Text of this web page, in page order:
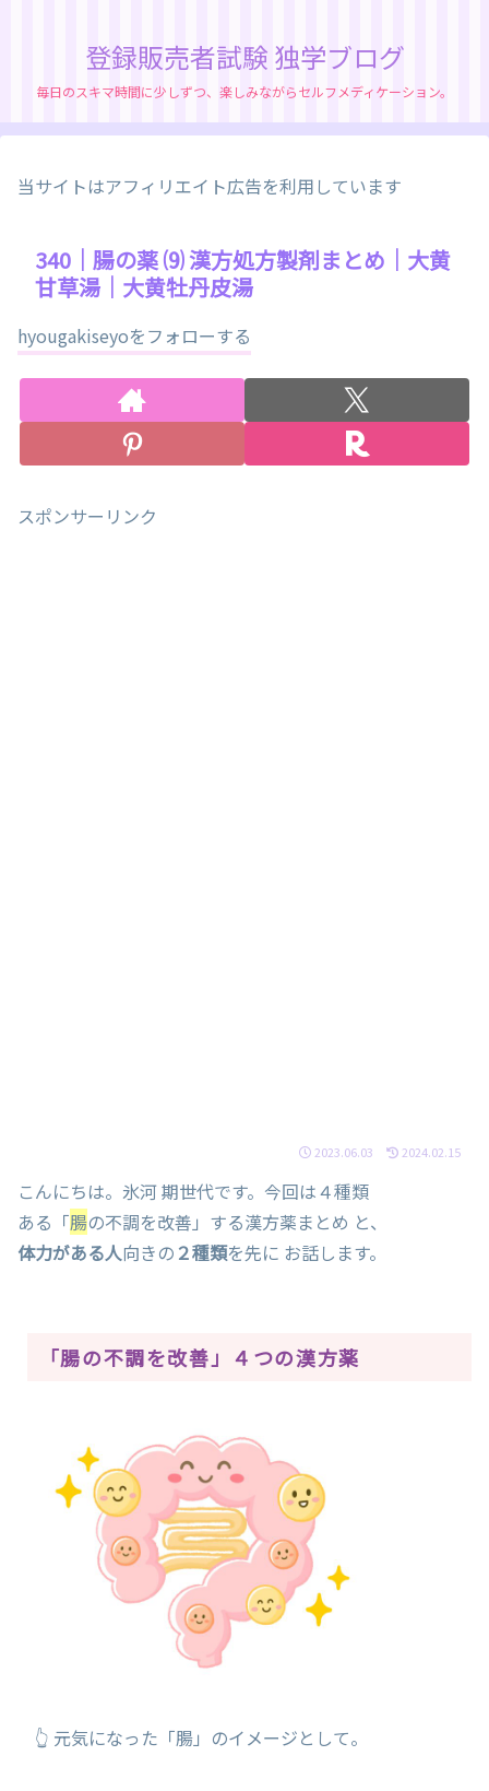
登録販売者試験 独学ブログ
毎日のスキマ時間に少しずつ、楽しみながらセルフメディケーション。
当サイトはアフィリエイト広告を利用しています
340｜腸の薬 ⑼ 漢方処方製剤まとめ｜大黄
甘草湯｜大黄牡丹皮湯
hyougakiseyoをフォローする
スポンサーリンク
2023.06.03 2024.02.15
こんにちは。氷河 期世代です。今回は４種類
ある「腸の不調を改善」する漢方薬まとめ と、
体力がある人向きの２種類を先に お話します。
「腸の不調を改善」４つの漢方薬
👆 元気になった「腸」のイメージとして。